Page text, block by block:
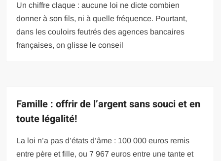
Un chiffre claque : aucune loi ne dicte combien
donner à son fils, ni à quelle fréquence. Pourtant,
dans les couloirs feutrés des agences bancaires
françaises, on glisse le conseil
Famille : offrir de l’argent sans souci et en
toute légalité!
La loi n’a pas d’états d’âme : 100 000 euros remis
entre père et fille, ou 7 967 euros entre une tante et